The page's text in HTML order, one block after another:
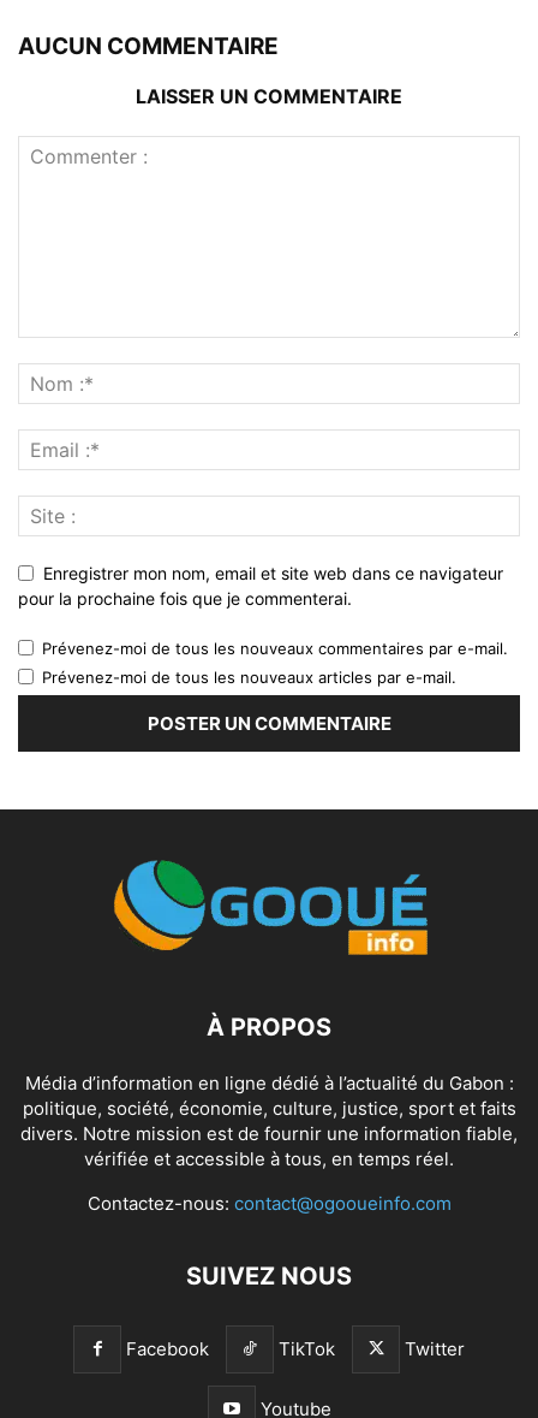
AUCUN COMMENTAIRE
LAISSER UN COMMENTAIRE
Enregistrer mon nom, email et site web dans ce navigateur
pour la prochaine fois que je commenterai.
Prévenez-moi de tous les nouveaux commentaires par e-mail.
Prévenez-moi de tous les nouveaux articles par e-mail.
À PROPOS
Média d’information en ligne dédié à l’actualité du Gabon :
politique, société, économie, culture, justice, sport et faits
divers. Notre mission est de fournir une information fiable,
vérifiée et accessible à tous, en temps réel.
Contactez-nous: contact@ogooueinfo.com
SUIVEZ NOUS
Facebook TikTok Twitter
Youtube